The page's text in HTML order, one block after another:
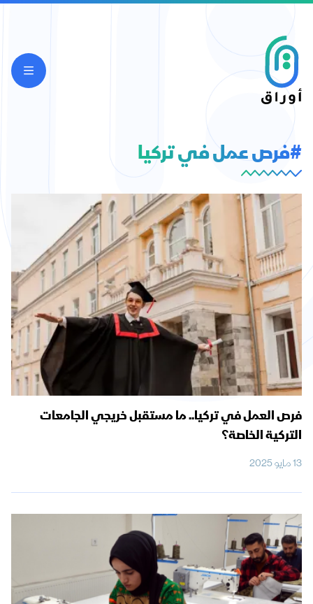
#فرص عمل في تركيا
فرص العمل في تركيا.. ما مستقبل خريجي الجامعات
التركية الخاصة؟
13 مايو 2025